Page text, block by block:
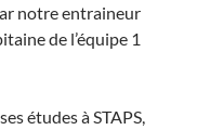
notre entraineur
de l’équipe 1
études à STAPS,